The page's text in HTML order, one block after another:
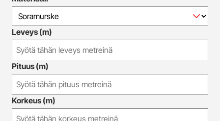
Leveys (m)
Pituus (m)
Korkeus (m)